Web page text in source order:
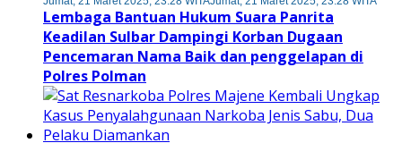
Lembaga Bantuan Hukum Suara Panrita
Keadilan Sulbar Dampingi Korban Dugaan
Pencemaran Nama Baik dan penggelapan di
Polres Polman